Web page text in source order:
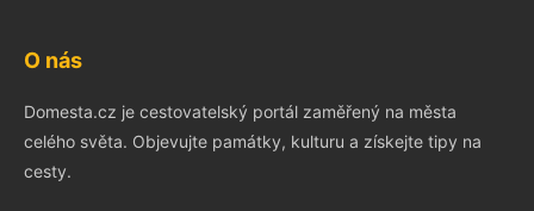
O nás
Domesta.cz je cestovatelský portál zaměřený na města
celého světa. Objevujte památky, kulturu a získejte tipy na
cesty.